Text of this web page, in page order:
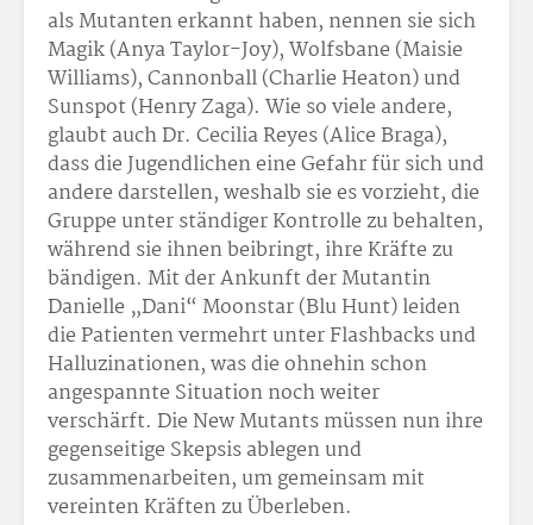
als Mutanten erkannt haben, nennen sie sich
Magik (Anya Taylor-Joy), Wolfsbane (Maisie
Williams), Cannonball (Charlie Heaton) und
Sunspot (Henry Zaga). Wie so viele andere,
glaubt auch Dr. Cecilia Reyes (Alice Braga),
dass die Jugendlichen eine Gefahr für sich und
andere darstellen, weshalb sie es vorzieht, die
Gruppe unter ständiger Kontrolle zu behalten,
während sie ihnen beibringt, ihre Kräfte zu
bändigen. Mit der Ankunft der Mutantin
Danielle „Dani“ Moonstar (Blu Hunt) leiden
die Patienten vermehrt unter Flashbacks und
Halluzinationen, was die ohnehin schon
angespannte Situation noch weiter
verschärft. Die New Mutants müssen nun ihre
gegenseitige Skepsis ablegen und
zusammenarbeiten, um gemeinsam mit
vereinten Kräften zu Überleben.